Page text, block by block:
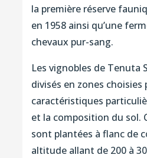
la première réserve
en 1958 ainsi qu’une
chevaux pur-sang.
Les vignobles de Tenuta
divisés en zones choisies
caractéristiques
et la composition du sol.
sont plantées à flanc de
altitude allant de 200 à